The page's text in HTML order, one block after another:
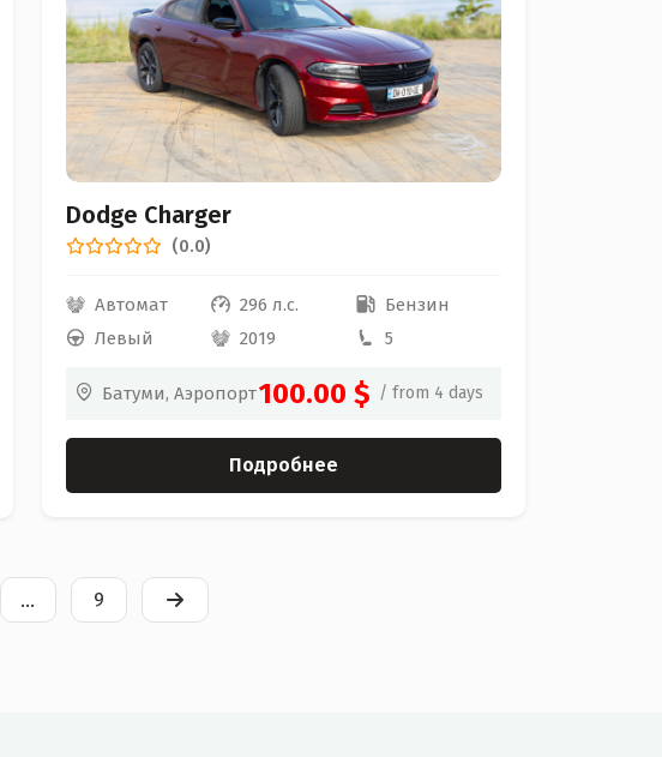
Dodge Charger
(0.0)
Автомат 296 л.с.
Бензин
Левый
2019 5
Батуми, Аэропорт100.00 $ / from 4 days
Подробнее
... 9